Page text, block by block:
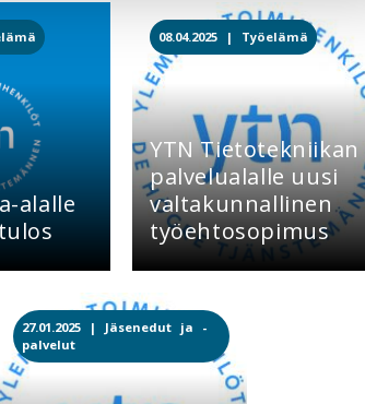
alalle
08.04.2025 | Työelämä
YTN Tietotekniikan
palvelualalle uusi
valtakunnallinen
työehtosopimus
27.01.2025 | Jäsenedut ja -
palvelut